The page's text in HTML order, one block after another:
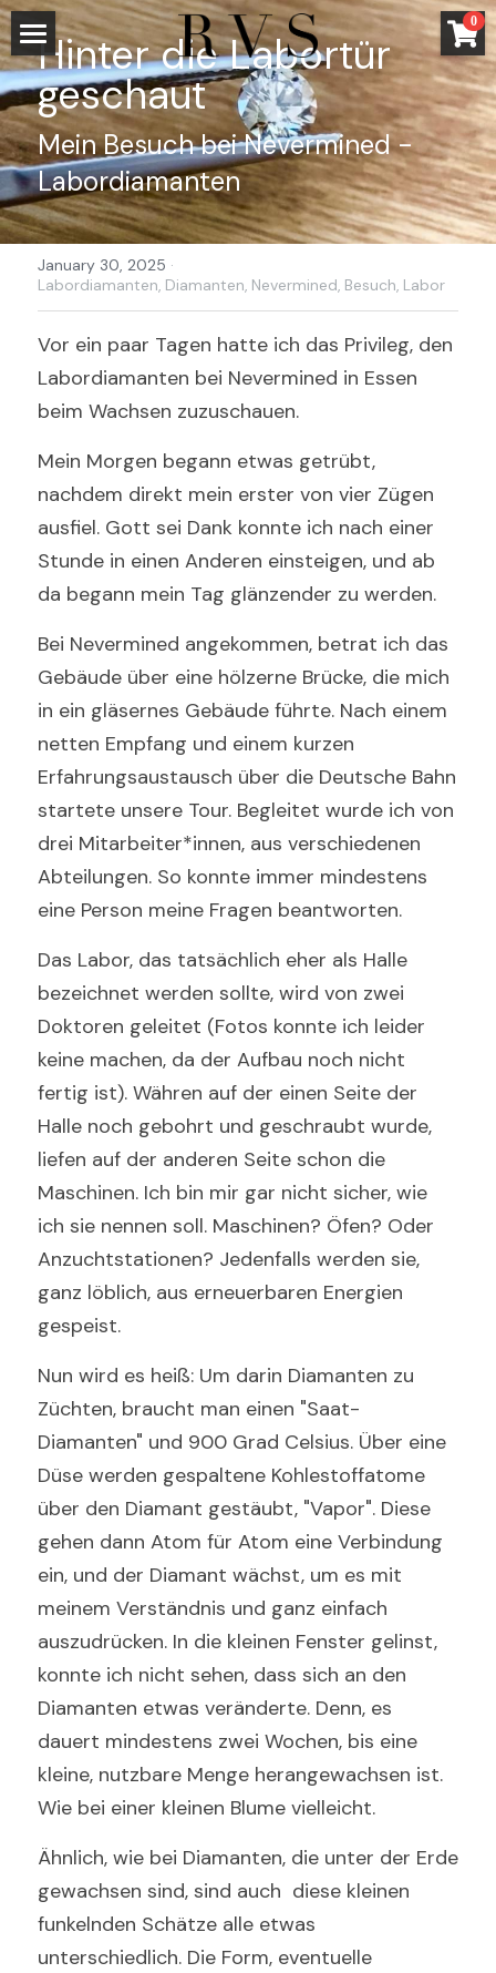
0
HOME
LADEN
SCHMUCK
HOME
ALL
TRAU- UND VERLOBUNGSRINGE
VERLOBUNGSRINGE
VERLOBUNGSRING GUIDE
TRAURINGE
TRANSPARENZ
WERKSTATT
METALLE
FAQs
ÜBER UNS
LISA
PRESSE
BLOG
Search
Deutsch
English
TERMIN
Hinter die Labortür
geschaut
Mein Besuch bei Nevermined -
Labordiamanten
January 30, 2025 ·
Labordiamanten, Diamanten, Nevermined, Besuch, Labor
Vor ein paar Tagen hatte ich das Privileg, den
Labordiamanten bei Nevermined in Essen
beim Wachsen zuzuschauen.
Mein Morgen begann etwas getrübt,
nachdem direkt mein erster von vier Zügen
ausfiel. Gott sei Dank konnte ich nach einer
Stunde in einen Anderen einsteigen, und ab
da begann mein Tag glänzender zu werden.
Bei Nevermined angekommen, betrat ich das
Gebäude über eine hölzerne Brücke, die mich
in ein gläsernes Gebäude führte. Nach einem
netten Empfang und einem kurzen
Erfahrungsaustausch über die Deutsche Bahn
startete unsere Tour. Begleitet wurde ich von
drei Mitarbeiter*innen, aus verschiedenen
Abteilungen. So konnte immer mindestens
eine Person meine Fragen beantworten.
Das Labor, das tatsächlich eher als Halle
bezeichnet werden sollte, wird von zwei
Doktoren geleitet (Fotos konnte ich leider
keine machen, da der Aufbau noch nicht
fertig ist). Währen auf der einen Seite der
Halle noch gebohrt und geschraubt wurde,
liefen auf der anderen Seite schon die
Maschinen. Ich bin mir gar nicht sicher, wie
ich sie nennen soll. Maschinen? Öfen? Oder
Anzuchtstationen? Jedenfalls werden sie,
ganz löblich, aus erneuerbaren Energien
gespeist.
Nun wird es heiß: Um darin Diamanten zu
Züchten, braucht man einen "Saat-
Diamanten" und 900 Grad Celsius. Über eine
Düse werden gespaltene Kohlestoffatome
über den Diamant gestäubt, "Vapor". Diese
gehen dann Atom für Atom eine Verbindung
ein, und der Diamant wächst, um es mit
meinem Verständnis und ganz einfach
auszudrücken. In die kleinen Fenster gelinst,
konnte ich nicht sehen, dass sich an den
Diamanten etwas veränderte. Denn, es
dauert mindestens zwei Wochen, bis eine
kleine, nutzbare Menge herangewachsen ist.
Wie bei einer kleinen Blume vielleicht.
Ähnlich, wie bei Diamanten, die unter der Erde
gewachsen sind, sind auch  diese kleinen
funkelnden Schätze alle etwas
unterschiedlich. Die Form, eventuelle
×
STORE CATEGORIES
All Categories
Ancestral Line
entangled
Fairmined und Fairtrade Gold
water